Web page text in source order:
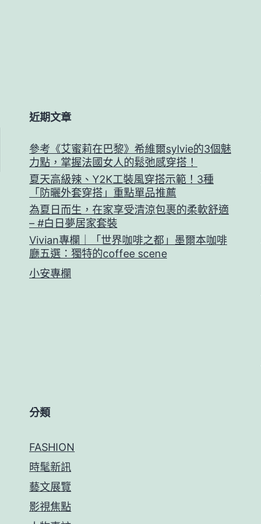
近期文章
參考《艾蜜莉在巴黎》希維爾sylvie的3個魅
力點，掌握法國女人的鬆弛感穿搭！
夏天高級辣、Y2K工裝風穿搭示範！3種
「防曬外套穿搭」重點單品推薦
為夏日而生，在家享受清涼包裹的柔軟舒適
– #白日夢居家套裝
Vivian專欄｜「世界咖啡之都」墨爾本咖啡
廳五選：獨特的coffee scene
小安專欄
分類
FASHION
時髦新訊
藝文展覽
影視焦點